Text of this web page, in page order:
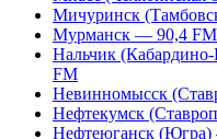
Мичуринск
Мурманск — 90,4 FM
Нальчик
FM
Невинномысск
Нефтекумск
Нефтеюганск